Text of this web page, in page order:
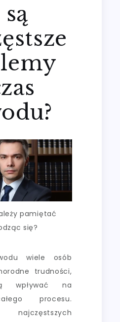
pamiętać
się?
wiele osób
trudności,
wpływać na
procesu.